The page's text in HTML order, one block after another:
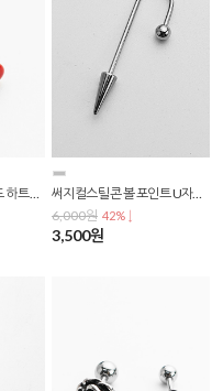
써지컬스틸 러블리 레드 하트 바벨 피어싱 P-0723
써지컬스틸 콘 볼 포인트 U자형 롱 스틱 고리 스타일 연골 귓볼 피어싱 P-0721
6,000원 42% ↓
3,500원